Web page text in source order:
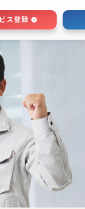
ス登録